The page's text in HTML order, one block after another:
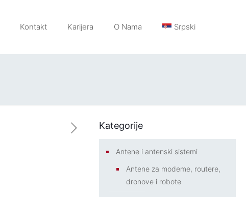
Kontakt Karijera O Nama Srpski
Kategorije
Antene i antenski sistemi
Antene za modeme, routere,
dronove i robote